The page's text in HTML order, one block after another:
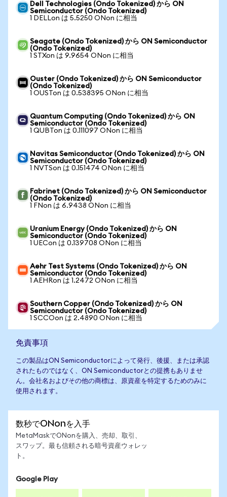
Dell Technologies (Ondo Tokenized) から ON
Semiconductor (Ondo Tokenized)
1 DELLon は 5.5250 ONon に相当
Seagate (Ondo Tokenized) から ON Semiconductor
(Ondo Tokenized)
1 STXon は 9.9654 ONon に相当
Ouster (Ondo Tokenized) から ON Semiconductor
(Ondo Tokenized)
1 OUSTon は 0.538395 ONon に相当
Quantum Computing (Ondo Tokenized) から ON
Semiconductor (Ondo Tokenized)
1 QUBTon は 0.111097 ONon に相当
Navitas Semiconductor (Ondo Tokenized) から ON
Semiconductor (Ondo Tokenized)
1 NVTSon は 0.151474 ONon に相当
Fabrinet (Ondo Tokenized) から ON Semiconductor
(Ondo Tokenized)
1 FNon は 6.9438 ONon に相当
Uranium Energy (Ondo Tokenized) から ON
Semiconductor (Ondo Tokenized)
1 UECon は 0.139708 ONon に相当
Aehr Test Systems (Ondo Tokenized) から ON
Semiconductor (Ondo Tokenized)
1 AEHRon は 1.2472 ONon に相当
Southern Copper (Ondo Tokenized) から ON
Semiconductor (Ondo Tokenized)
1 SCCOon は 2.4890 ONon に相当
免責事項
この製品はON Semiconductorによって発行、後援、または承認
されたものではなく、ON Semiconductorとの提携もありませ
ん。会社名およびその他の商標は、原資産を特定するためのみに
使用されます。
数秒でONonを入手
MetaMaskでONonを購入、売却、取引、
スワップ。最も信頼される暗号資産ウォレッ
ト。
Google Play